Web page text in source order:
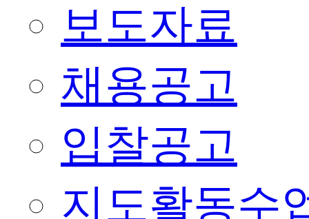
보도자료
채용공고
입찰공고
지도활동수